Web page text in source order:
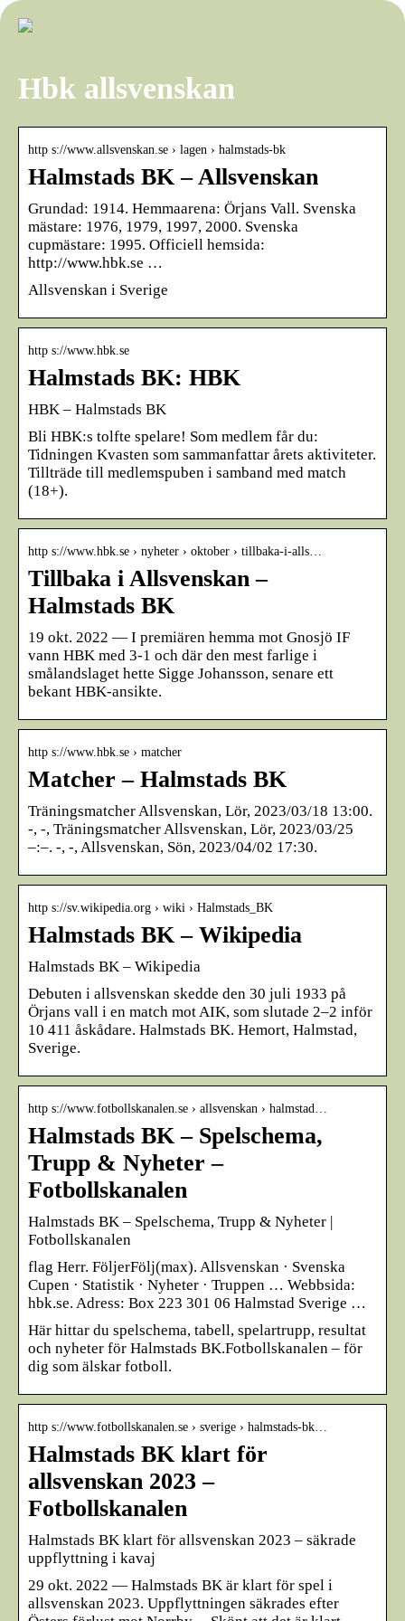
Hbk allsvenskan
http s://www.allsvenskan.se › lagen › halmstads-bk
Halmstads BK – Allsvenskan
Grundad: 1914. Hemmaarena: Örjans Vall. Svenska
mästare: 1976, 1979, 1997, 2000. Svenska
cupmästare: 1995. Officiell hemsida:
http://www.hbk.se …
Allsvenskan i Sverige
http s://www.hbk.se
Halmstads BK: HBK
HBK – Halmstads BK
Bli HBK:s tolfte spelare! Som medlem får du:
Tidningen Kvasten som sammanfattar årets aktiviteter.
Tillträde till medlemspuben i samband med match
(18+).
http s://www.hbk.se › nyheter › oktober › tillbaka-i-alls…
Tillbaka i Allsvenskan –
Halmstads BK
19 okt. 2022 — I premiären hemma mot Gnosjö IF
vann HBK med 3-1 och där den mest farlige i
smålandslaget hette Sigge Johansson, senare ett
bekant HBK-ansikte.
http s://www.hbk.se › matcher
Matcher – Halmstads BK
Träningsmatcher Allsvenskan, Lör, 2023/03/18 13:00.
-, -, Träningsmatcher Allsvenskan, Lör, 2023/03/25
–:–. -, -, Allsvenskan, Sön, 2023/04/02 17:30.
http s://sv.wikipedia.org › wiki › Halmstads_BK
Halmstads BK – Wikipedia
Halmstads BK – Wikipedia
Debuten i allsvenskan skedde den 30 juli 1933 på
Örjans vall i en match mot AIK, som slutade 2–2 inför
10 411 åskådare. Halmstads BK. Hemort, Halmstad,
Sverige.
http s://www.fotbollskanalen.se › allsvenskan › halmstad…
Halmstads BK – Spelschema,
Trupp & Nyheter –
Fotbollskanalen
Halmstads BK – Spelschema, Trupp & Nyheter |
Fotbollskanalen
flag Herr. FöljerFölj(max). Allsvenskan · Svenska
Cupen · Statistik · Nyheter · Truppen … Webbsida:
hbk.se. Adress: Box 223 301 06 Halmstad Sverige …
Här hittar du spelschema, tabell, spelartrupp, resultat
och nyheter för Halmstads BK.Fotbollskanalen – för
dig som älskar fotboll.
http s://www.fotbollskanalen.se › sverige › halmstads-bk…
Halmstads BK klart för
allsvenskan 2023 –
Fotbollskanalen
Halmstads BK klart för allsvenskan 2023 – säkrade
uppflyttning i kavaj
29 okt. 2022 — Halmstads BK är klart för spel i
allsvenskan 2023. Uppflyttningen säkrades efter